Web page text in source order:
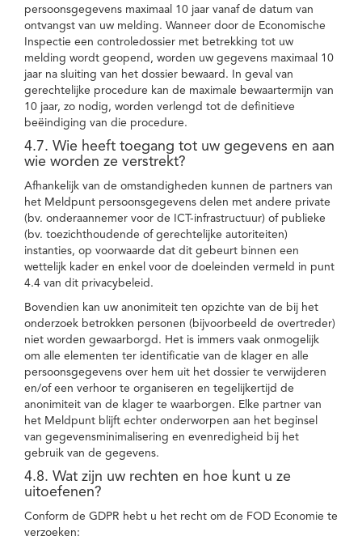
persoonsgegevens maximaal 10 jaar vanaf de datum van
ontvangst van uw melding. Wanneer door de Economische
Inspectie een controledossier met betrekking tot uw
melding wordt geopend, worden uw gegevens maximaal 10
jaar na sluiting van het dossier bewaard. In geval van
gerechtelijke procedure kan de maximale bewaartermijn van
10 jaar, zo nodig, worden verlengd tot de definitieve
beëindiging van die procedure.
4.7. Wie heeft toegang tot uw gegevens en aan
wie worden ze verstrekt?
Afhankelijk van de omstandigheden kunnen de partners van
het Meldpunt persoonsgegevens delen met andere private
(bv. onderaannemer voor de ICT-infrastructuur) of publieke
(bv. toezichthoudende of gerechtelijke autoriteiten)
instanties, op voorwaarde dat dit gebeurt binnen een
wettelijk kader en enkel voor de doeleinden vermeld in punt
4.4 van dit privacybeleid.
Bovendien kan uw anonimiteit ten opzichte van de bij het
onderzoek betrokken personen (bijvoorbeeld de overtreder)
niet worden gewaarborgd. Het is immers vaak onmogelijk
om alle elementen ter identificatie van de klager en alle
persoonsgegevens over hem uit het dossier te verwijderen
en/of een verhoor te organiseren en tegelijkertijd de
anonimiteit van de klager te waarborgen. Elke partner van
het Meldpunt blijft echter onderworpen aan het beginsel
van gegevensminimalisering en evenredigheid bij het
gebruik van de gegevens.
4.8. Wat zijn uw rechten en hoe kunt u ze
uitoefenen?
Conform de GDPR hebt u het recht om de FOD Economie te
verzoeken: